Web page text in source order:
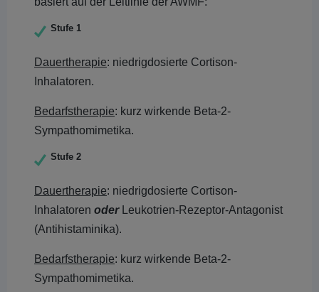
Stufe 1
Dauertherapie: niedrigdosierte Cortison-
Inhalatoren.
Bedarfstherapie: kurz wirkende Beta-2-
Sympathomimetika.
Stufe 2
Dauertherapie: niedrigdosierte Cortison-
Inhalatoren oderLeukotrien-Rezeptor-Antagonist
(Antihistaminika).
Bedarfstherapie: kurz wirkende Beta-2-
Sympathomimetika.